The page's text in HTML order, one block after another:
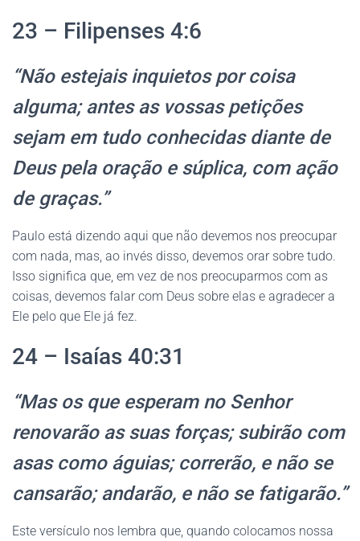
23 – Filipenses 4:6
“Não estejais inquietos por coisa
alguma; antes as vossas petições
sejam em tudo conhecidas diante de
Deus pela oração e súplica, com ação
de graças.”
Paulo está dizendo aqui que não devemos nos preocupar
com nada, mas, ao invés disso, devemos orar sobre tudo.
Isso significa que, em vez de nos preocuparmos com as
coisas, devemos falar com Deus sobre elas e agradecer a
Ele pelo que Ele já fez.
24 – Isaías 40:31
“Mas os que esperam no Senhor
renovarão as suas forças; subirão com
asas como águias; correrão, e não se
cansarão; andarão, e não se fatigarão.”
Este versículo nos lembra que, quando colocamos nossa